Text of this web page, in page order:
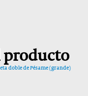
producto
doble de Pésame (grande)